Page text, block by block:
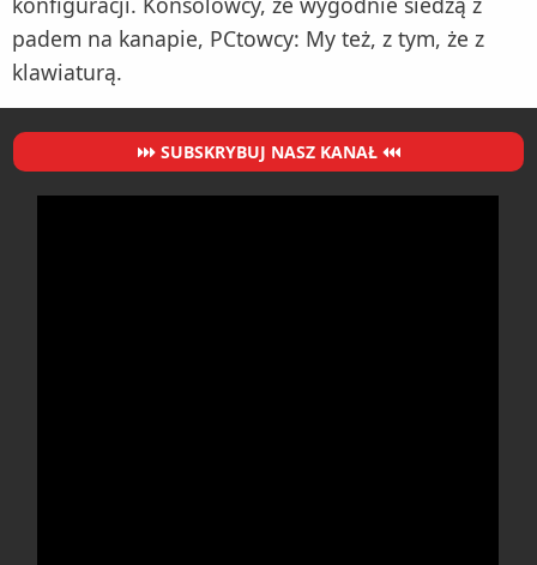
padem na kanapie, PCtowcy: My też, z tym, że z
klawiaturą.
SUBSKRYBUJ NASZ KANAŁ